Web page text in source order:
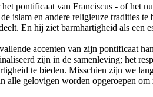
pontificaat van Franciscus - of het
islam en andere religieuze tradities
En hij ziet barmhartigheid als een
accenten van zijn pontificaat
zijn in de samenleving; het
te bieden. Misschien zijn we
gelovigen worden opgeroepen